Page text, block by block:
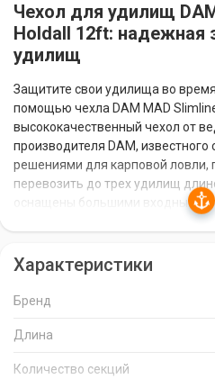
Чехол для удилищ
Holdall 12ft: надежная
удилищ
Защитите свои удилища во
помощью чехла DAM MAD
высококачественный чехол от
производителя DAM,
решениями для карповой ловли,
перевозить до трех удилищ
оснащены большими входными
Особенности и
Надежная защита:
мягкие
обеспечивая их сохранность.
Прочный материал:
Характеристики
Бренд
Длина
Количество секций